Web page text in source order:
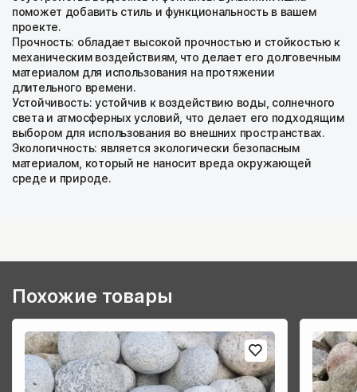
Для облицовки
Облицовка забора
Облицовка фасада
Облицовка цоколя
Облицовка стен
Облицовка фундамента
Для облицовки
Для мощения
Мощение дорожек
Мощение ступеней и лестниц
Для подпорных стенок
Камень для подпорных стенок
Камень для оформления пруда и
водопада
Для ландшафта
Камень для клумбы и рокария
Камень для ландшафта
Камень для декора
для пола в доме
По цвету
Серый
Зеленый
Синий
Черный
поможет добавить стиль и функциональность в вашем
проекте.
Прочность: обладает высокой прочностью и стойкостью к
механическим воздействиям, что делает его долговечным
материалом для использования на протяжении
длительного времени.
Устойчивость: устойчив к воздействию воды, солнечного
света и атмосферных условий, что делает его подходящим
выбором для использования во внешних пространствах.
Экологичность: является экологически безопасным
материалом, который не наносит вреда окружающей
среде и природе.
Похожие товары